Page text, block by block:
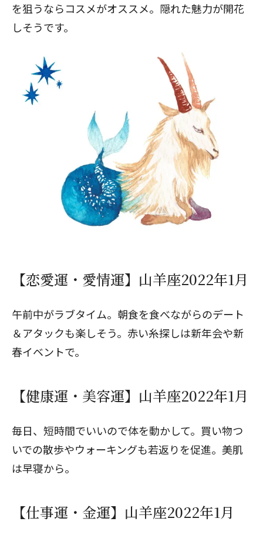
を狙うならコスメがオススメ。隠れた魅力が開花
しそうです。
【恋愛運・愛情運】山羊座2022年1月
午前中がラブタイム。朝食を食べながらのデート
＆アタックも楽しそう。赤い糸探しは新年会や新
春イベントで。
【健康運・美容運】山羊座2022年1月
毎日、短時間でいいので体を動かして。買い物つ
いでの散歩やウォーキングも若返りを促進。美肌
は早寝から。
【仕事運・金運】山羊座2022年1月